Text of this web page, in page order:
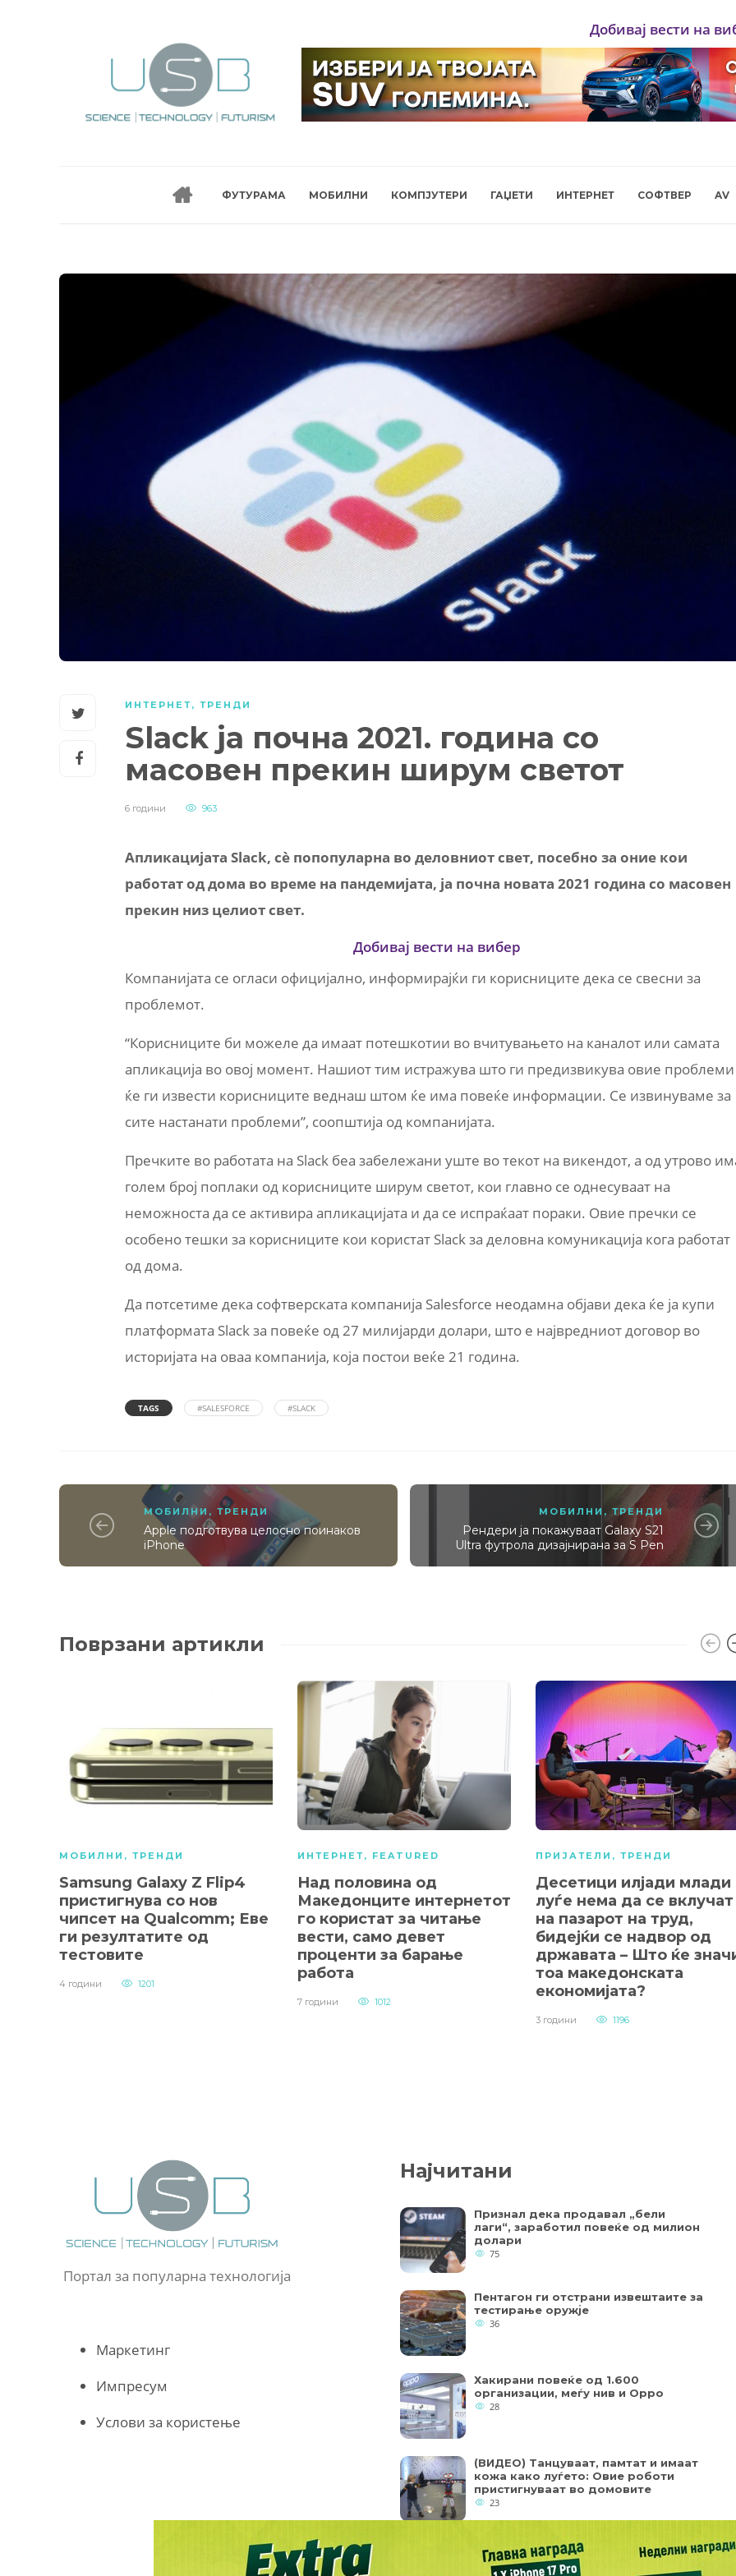
Добивај вести на
ФУТУРАМА МОБИЛНИ КОМПЈУТЕРИ ГАЏЕТИ ИНТЕРНЕТ СОФТВЕР AV
ИНТЕРНЕТ, ТРЕНДИ
Slack ја почна 2021. година со
масовен прекин ширум светот
6 години 963
Апликацијата Slack, сè попопуларна во деловниот свет, посебно за оние кои
работат од дома во време на пандемијата, ја почна новата 2021 година со масовен
прекин низ целиот свет.
Добивај вести на вибер
Компанијата се огласи официјално, информирајќи ги корисниците дека се свесни за
проблемот.
“Корисниците би можеле да имаат потешкотии во вчитувањето на каналот или самата
апликација во овој момент. Нашиот тим истражува што ги предизвикува овие
ќе ги извести корисниците веднаш штом ќе има повеќе информации. Се извинуваме за
сите настанати проблеми”, соопштија од компанијата.
Пречките во работата на Slack беа забележани уште во текот на викендот, а од утрово
голем број поплаки од корисниците ширум светот, кои главно се однесуваат на
неможноста да се активира апликацијата и да се испраќаат пораки. Овие пречки се
особено тешки за корисниците кои користат Slack за деловна комуникација кога работат
од дома.
Да потсетиме дека софтверската компанија Salesforce неодамна објави дека ќе ја купи
платформата Slack за повеќе од 27 милијарди долари, што е највредниот договор во
историјата на оваа компанија, која постои веќе 21 година.
TAGS #SALESFORCE #SLACK
МОБИЛНИ ,ТРЕНДИ
Apple подготвува целосно поинаков
iPhone
МОБИЛНИ ,ТРЕНДИ
Рендери ја покажуваат Galaxy S21
Ultra футрола дизајнирана за S Pen
Поврзани артикли
МОБИЛНИ , ТРЕНДИ
Samsung Galaxy Z Flip4
пристигнува со нов
чипсет на Qualcomm; Еве
ги резултатите од
тестовите
4 години 1201
ИНТЕРНЕТ, FEATURED
Над половина од
Македонците интернетот
го користат за читање
вести, само девет
проценти за барање
работа
7 години 1012
ПРИЈАТЕЛИ , ТРЕНДИ
Десетици илјади млади
луѓе нема да се вклучат
на пазарот на труд,
бидејќи се надвор од
државата – Што ќе
тоа македонската
економијата?
3 години 1196
Портал за популарна технологија
Маркетинг
Импресум
Услови за користење
Најчитани
Признал дека продавал „бели
лаги“, заработил повеќе од милион
долари
75
Пентагон ги отстрани извештаите за
тестирање оружје
36
Хакирани повеќе од 1.600
организации, меѓу нив и Oppo
28
(ВИДЕО) Танцуваат, памтат и имаат
кожа како луѓето: Овие роботи
пристигнуваат во домовите
23